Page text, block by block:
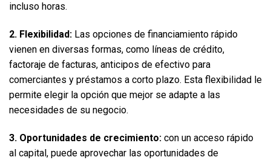
incluso horas.
2. Flexibilidad: Las opciones de financiamiento rápido
vienen en diversas formas, como líneas de crédito,
factoraje de facturas, anticipos de efectivo para
comerciantes y préstamos a corto plazo. Esta flexibilidad le
permite elegir la opción que mejor se adapte a las
necesidades de su negocio.
3. Oportunidades de crecimiento: con un acceso rápido
al capital, puede aprovechar las oportunidades de